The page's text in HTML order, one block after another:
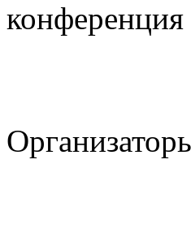
конференция